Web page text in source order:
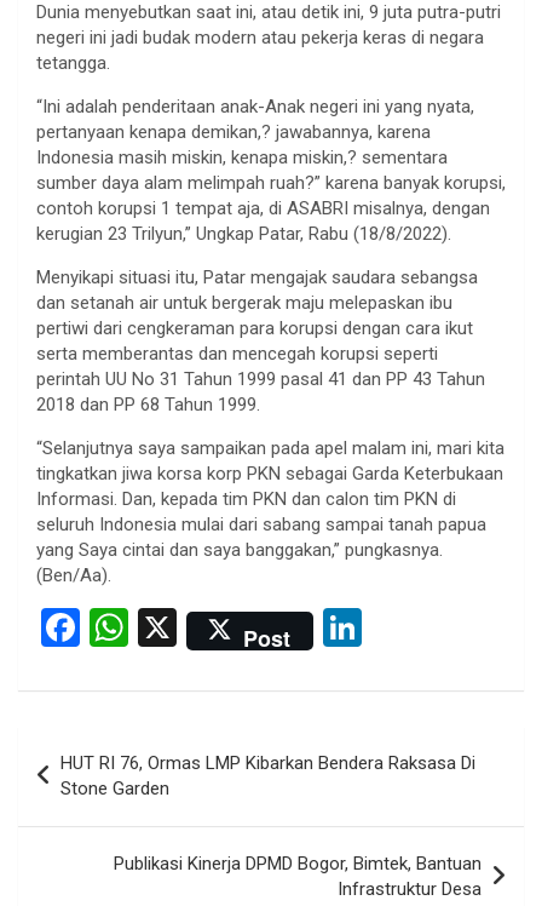
Dunia menyebutkan saat ini, atau detik ini, 9 juta putra-putri
negeri ini jadi budak modern atau pekerja keras di negara
tetangga.
“Ini adalah penderitaan anak-Anak negeri ini yang nyata,
pertanyaan kenapa demikan,? jawabannya, karena
Indonesia masih miskin, kenapa miskin,? sementara
sumber daya alam melimpah ruah?” karena banyak korupsi,
contoh korupsi 1 tempat aja, di ASABRI misalnya, dengan
kerugian 23 Trilyun,” Ungkap Patar, Rabu (18/8/2022).
Menyikapi situasi itu, Patar mengajak saudara sebangsa
dan setanah air untuk bergerak maju melepaskan ibu
pertiwi dari cengkeraman para korupsi dengan cara ikut
serta memberantas dan mencegah korupsi seperti
perintah UU No 31 Tahun 1999 pasal 41 dan PP 43 Tahun
2018 dan PP 68 Tahun 1999.
“Selanjutnya saya sampaikan pada apel malam ini, mari kita
tingkatkan jiwa korsa korp PKN sebagai Garda Keterbukaan
Informasi. Dan, kepada tim PKN dan calon tim PKN di
seluruh Indonesia mulai dari sabang sampai tanah papua
yang Saya cintai dan saya banggakan,” pungkasnya.
(Ben/Aa).
F
ce
b
o
o
W
at
s
A
p
p
X Post
ke
dI
n
navigation
HUT RI 76, Ormas LMP Kibarkan Bendera Raksasa Di
Stone Garden
Publikasi Kinerja DPMD Bogor, Bimtek, Bantuan
Infrastruktur Desa